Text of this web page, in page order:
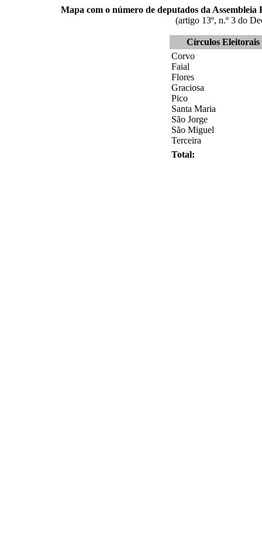
Mapa com o número de deputados da
(artigo 13º, n.º 3 do
Círculos Eleitorais
Corvo
Faial
Flores
Graciosa
Pico
Santa Maria
São Jorge
São Miguel
Terceira
Total: